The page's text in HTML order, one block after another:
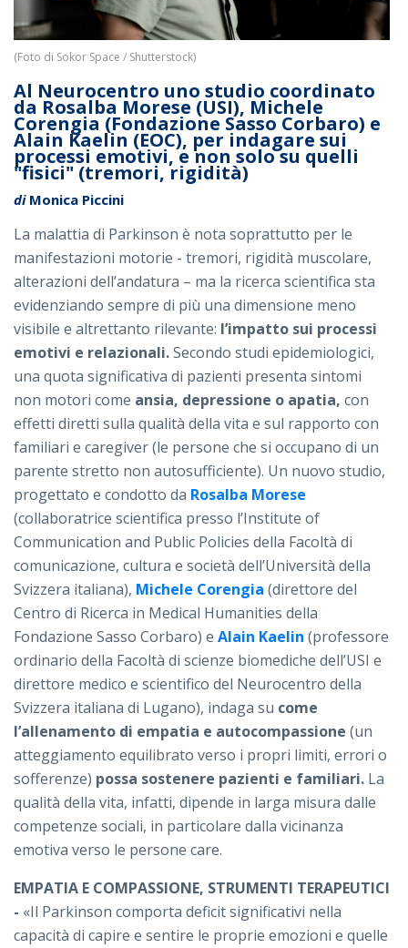
(Foto di Sokor Space / Shutterstock)
Al Neurocentro uno studio coordinato
da Rosalba Morese (USI), Michele
Corengia (Fondazione Sasso Corbaro) e
Alain Kaelin (EOC), per indagare sui
processi emotivi, e non solo su quelli
"fisici" (tremori, rigidità)
diMonica Piccini
La malattia di Parkinson è nota soprattutto per le
manifestazioni motorie - tremori, rigidità muscolare,
alterazioni dell’andatura – ma la ricerca scientifica sta
evidenziando sempre di più una dimensione meno
visibile e altrettanto rilevante: l’impatto sui processi
emotivi e relazionali.Secondo studi epidemiologici,
una quota significativa di pazienti presenta sintomi
non motori come ansia, depressione o apatia, con
effetti diretti sulla qualità della vita e sul rapporto con
familiari e caregiver (le persone che si occupano di un
parente stretto non autosufficiente). Un nuovo studio,
progettato e condotto da Rosalba Morese
(collaboratrice scientifica presso l’Institute of
Communication and Public Policies della Facoltà di
comunicazione, cultura e società dell’Università della
Svizzera italiana), Michele Corengia (direttore del
Centro di Ricerca in Medical Humanities della
Fondazione Sasso Corbaro) e Alain Kaelin (professore
ordinario della Facoltà di scienze biomediche dell’USI e
direttore medico e scientifico del Neurocentro della
Svizzera italiana di Lugano), indaga su come
l’allenamento di empatia e autocompassione (un
atteggiamento equilibrato verso i propri limiti, errori o
sofferenze) possa sostenere pazienti e familiari. La
qualità della vita, infatti, dipende in larga misura dalle
competenze sociali, in particolare dalla vicinanza
emotiva verso le persone care.
EMPATIA E COMPASSIONE, STRUMENTI TERAPEUTICI
- «Il Parkinson comporta deficit significativi nella
capacità di capire e sentire le proprie emozioni e quelle